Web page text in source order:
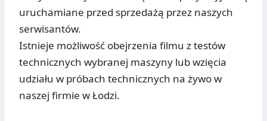
uruchamiane przed sprzedażą przez naszych
serwisantów.
Istnieje możliwość obejrzenia filmu z testów
technicznych wybranej maszyny lub wzięcia
udziału w próbach technicznych na żywo w
naszej firmie w Łodzi.